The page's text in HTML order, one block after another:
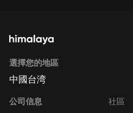
方法 Google Play取消訂閱方法
選擇您的地區
中國台湾
公司信息 社區